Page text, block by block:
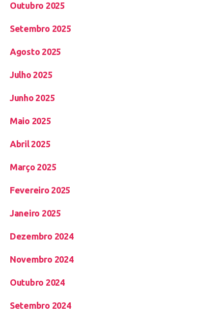
Outubro 2025
Setembro 2025
Agosto 2025
Julho 2025
Junho 2025
Maio 2025
Abril 2025
Março 2025
Fevereiro 2025
Janeiro 2025
Dezembro 2024
Novembro 2024
Outubro 2024
Setembro 2024